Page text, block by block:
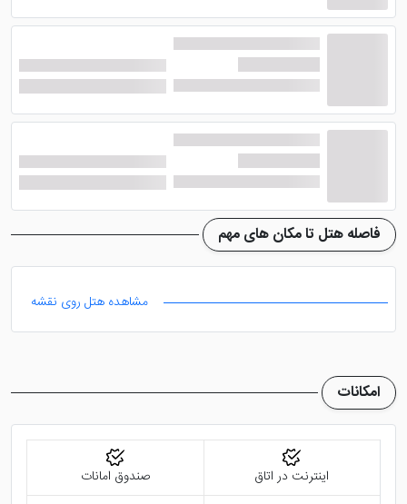
فاصله هتل تا مکان های مهم
مشاهده هتل روی نقشه
امکانات
اینترنت در اتاق صندوق امانات